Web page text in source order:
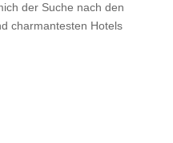
der Suche nach den
charmantesten Hotels